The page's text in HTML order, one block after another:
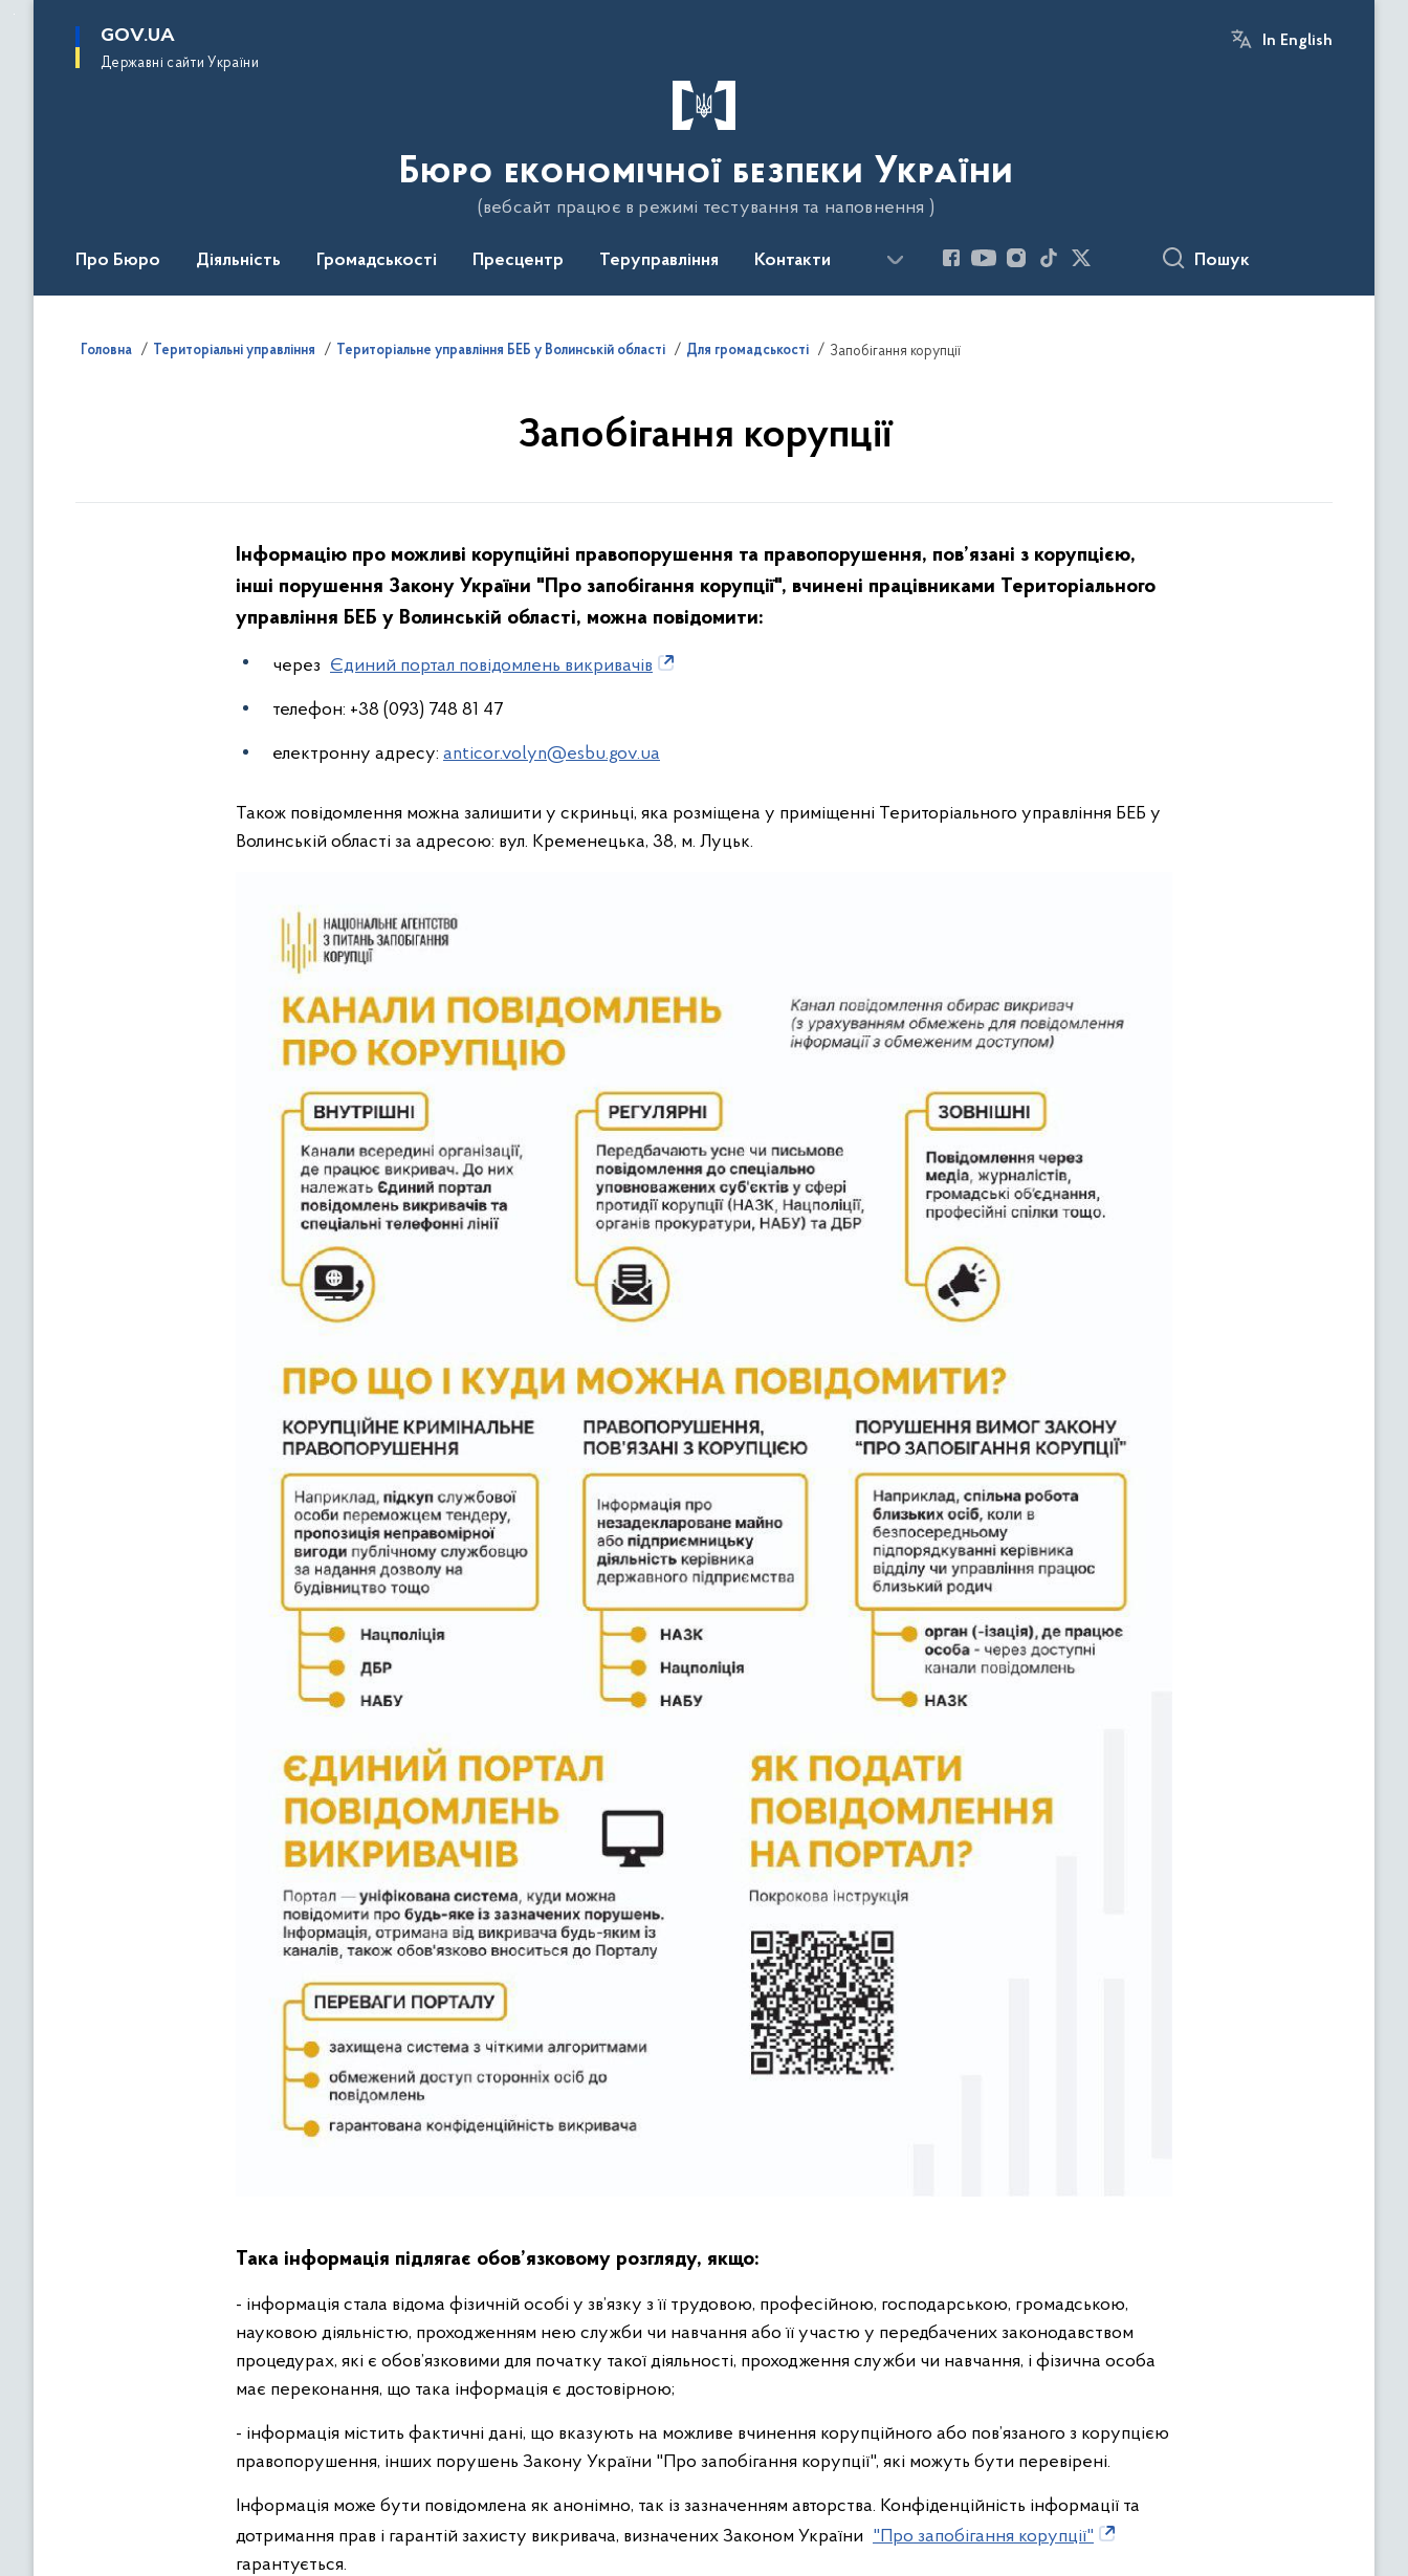
основного
GOV.UA
Державні сайти України
In English
Бюро економічної безпеки України
(вебсайт працює в режимі тестування та наповнення )
Про Бюро Діяльність Громадськості Пресцентр Теруправління Контакти Пошук
Головна Територіальні управління Територіальне управління БЕБ у Волинській області Для громадськості Запобігання корупції
Запобігання корупції
Інформацію про можливі корупційні правопорушення та правопорушення, пов’язані з корупцією,
інші порушення Закону України "Про запобігання корупції", вчинені працівниками Територіального
управління БЕБ у Волинській області, можна повідомити:
через Єдиний портал повідомлень викривачів
телефон: +38 (093) 748 81 47
електронну адресу: anticor.volyn@esbu.gov.ua
Також повідомлення можна залишити у скриньці, яка розміщена у приміщенні Територіального управління БЕБ у
Волинській області за адресою: вул. Кременецька, 38, м. Луцьк.
Така інформація підлягає обов’язковому розгляду, якщо:
- інформація стала відома фізичній особі у зв’язку з її трудовою, професійною, господарською, громадською,
науковою діяльністю, проходженням нею служби чи навчання або її участю у передбачених законодавством
процедурах, які є обов’язковими для початку такої діяльності, проходження служби чи навчання, і фізична особа
має переконання, що така інформація є достовірною;
- інформація містить фактичні дані, що вказують на можливе вчинення корупційного або пов’язаного з корупцією
правопорушення, інших порушень Закону України "Про запобігання корупції", які можуть бути перевірені.
Інформація може бути повідомлена як анонімно, так із зазначенням авторства. Конфіденційність інформації та
дотримання прав і гарантій захисту викривача, визначених Законом України "Про запобігання корупції"
гарантується.